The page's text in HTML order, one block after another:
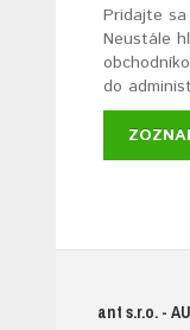
Pridajte
Neustále
do
ant s.r.o. -